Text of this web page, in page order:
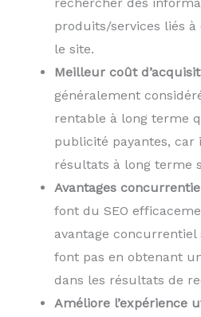
produits/services liés
le site.
Meilleur coût
généralement
rentable à long terme
publicité payantes, car
résultats à long terme
Avantages
font du SEO
avantage
font pas en obtenant
dans les résultats de
Améliore l’expérience